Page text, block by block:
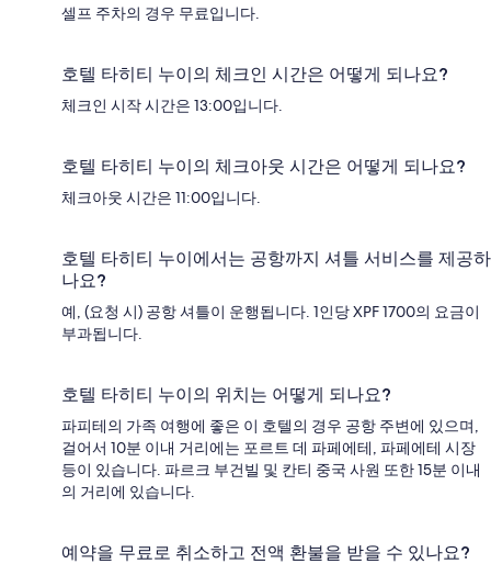
셀프 주차의 경우 무료입니다.
호텔 타히티 누이의 체크인 시간은 어떻게 되나요?
체크인 시작 시간은 13:00입니다.
호텔 타히티 누이의 체크아웃 시간은 어떻게 되나요?
체크아웃 시간은 11:00입니다.
호텔 타히티 누이에서는 공항까지 셔틀 서비스를 제공하
나요?
예, (요청 시) 공항 셔틀이 운행됩니다. 1인당 XPF 1700의 요금이
부과됩니다.
호텔 타히티 누이의 위치는 어떻게 되나요?
파피테의 가족 여행에 좋은 이 호텔의 경우 공항 주변에 있으며,
걸어서 10분 이내 거리에는 포르트 데 파페에테, 파페에테 시장
등이 있습니다. 파르크 부건빌 및 칸티 중국 사원 또한 15분 이내
의 거리에 있습니다.
예약을 무료로 취소하고 전액 환불을 받을 수 있나요?